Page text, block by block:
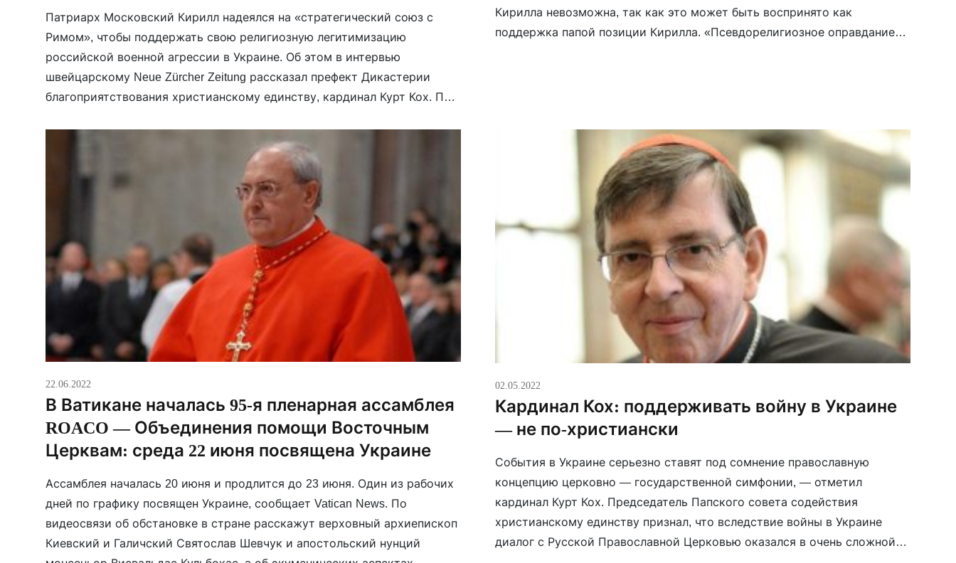
Патриарх Московский Кирилл надеялся на «стратегический союз с
Римом», чтобы поддержать свою религиозную легитимизацию
российской военной агрессии в Украине. Об этом в интервью
швейцарскому Neue Zürcher Zeitung рассказал префект Дикастерии
благоприятствования христианскому единству, кардинал Курт Кох. По
Кирилла невозможна, так как это может быть воспринято как
поддержка папой позиции Кирилла. «Псевдорелигиозное оправдание
22.06.2022
В Ватикане началась 95-я пленарная ассамблея
ROACO — Объединения помощи Восточным
Церквам: среда 22 июня посвящена Украине
Ассамблея началась 20 июня и продлится до 23 июня. Один из рабочих
дней по графику посвящен Украине, сообщает Vatican News. По
видеосвязи об обстановке в стране расскажут верховный архиепископ
Киевский и Галичский Святослав Шевчук и апостольский нунций
02.05.2022
Кардинал Кох: поддерживать войну в Украине
— не по-христиански
События в Украине серьезно ставят под сомнение православную
концепцию церковно — государственной симфонии, — отметил
кардинал Курт Кох. Председатель Папского совета содействия
христианскому единству признал, что вследствие войны в Украине
диалог с Русской Православной Церковью оказался в очень сложной